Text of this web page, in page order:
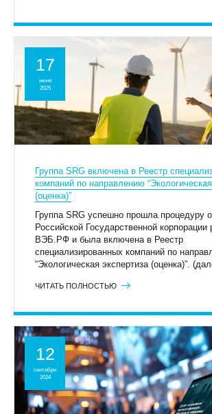
17
июня
2025
Группа SRG включена в Реестр
компаний по направлению
(оценка)”
Группа SRG успешно прошла процедуру
Российской Государственной корпорации
ВЭБ.РФ и была включена в Реестр
специализированных компаний по
“Экологическая экспертиза (оценка)”.
ЧИТАТЬ ПОЛНОСТЬЮ
12
сентября
2024